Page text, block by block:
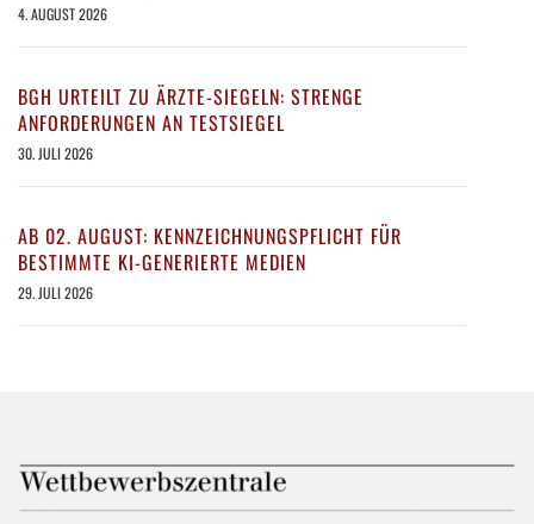
4. AUGUST 2026
BGH URTEILT ZU ÄRZTE-SIEGELN: STRENGE
ANFORDERUNGEN AN TESTSIEGEL
30. JULI 2026
AB 02. AUGUST: KENNZEICHNUNGSPFLICHT FÜR
BESTIMMTE KI-GENERIERTE MEDIEN
29. JULI 2026